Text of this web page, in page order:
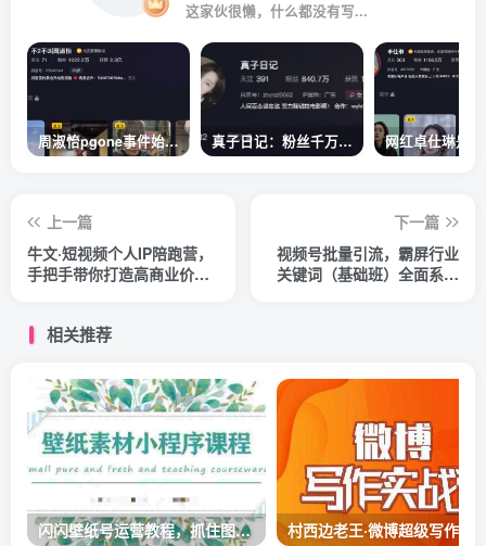
这家伙很懒，什么都没有写...
周淑怡pgone事件始末，周淑怡现状 真子日记：粉丝千万的真子日记是最懂反转的网红吗？
上一篇
牛文·短视频个人IP陪跑营，
手把手带你打造高商业价值
下一篇
视频号批量引流，霸屏行业
关键词（基础班）全面系统
相关推荐
闪闪壁纸号运营教程，抓住图文风口，快速吸粉变现